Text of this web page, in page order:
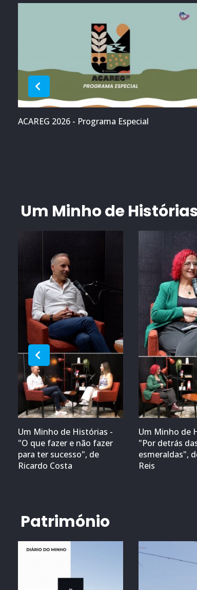
ACAREG 2026 - Programa Especial
Um Minho de
Um Minho de Histórias -
"O que fazer e não fazer
para ter sucesso", de
Ricardo Costa
Um Minho de
"Por detrás
esmeraldas",
Reis
Património